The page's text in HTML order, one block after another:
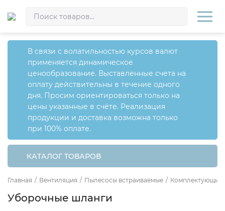
В связи с волатильностью курсов валют
применяется динамическое
ценообразование. Выставленные счета на
оплату действительны в течение одного
дня. Просим ориентироваться только на
цены указанные в счёте. Реализация
продукции и доставка возможна только
при 100% оплате.
КАТАЛОГ ТОВАРОВ
Главная / Вентиляция / Пылесосы встраиваемые / Комплектующие
Уборочные шланги